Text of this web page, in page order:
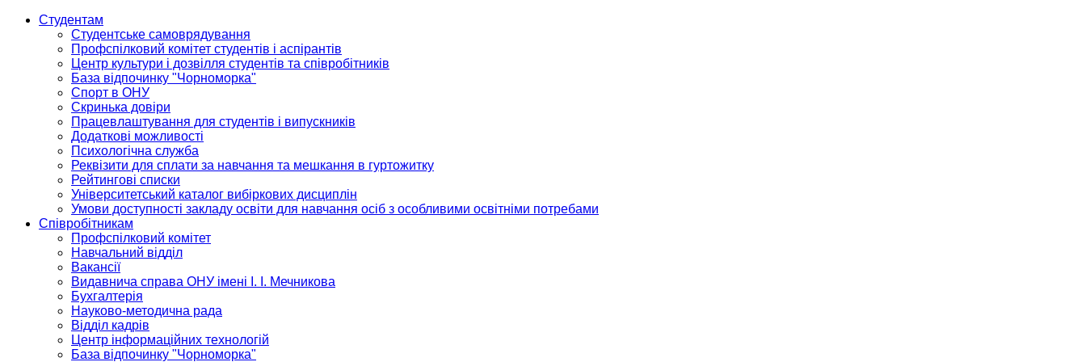
Студентам
Студентське самоврядування
Профспілковий комітет студентів і аспірантів
Центр культури і дозвілля студентів та співробітників
База відпочинку "Чорноморка"
Спорт в ОНУ
Скринька довіри
Працевлаштування для студентів і випускників
Додаткові можливості
Психологічна служба
Реквізити для сплати за навчання та мешкання в гуртожитку
Рейтингові списки
Університетський каталог вибіркових дисциплін
Умови доступності закладу освіти для навчання осіб з особливими освітніми потребами
Співробітникам
Профспілковий комітет
Навчальний відділ
Вакансії
Видавнича справа ОНУ імені І. І. Мечникова
Бухгалтерія
Науково-методична рада
Відділ кадрів
Центр інформаційних технологій
База відпочинку "Чорноморка"